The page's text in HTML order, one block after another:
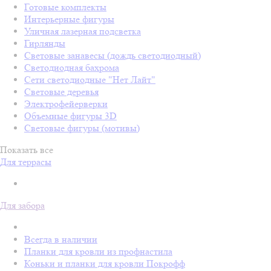
Готовые комплекты
Интерьерные фигуры
Уличная лазерная подсветка
Гирлянды
Световые занавесы (дождь светодиодный)
Светодиодная бахрома
Сети светодиодные "Нет Лайт"
Световые деревья
Электрофейерверки
Объемные фигуры 3D
Световые фигуры (мотивы)
Показать все
Для террасы
Для забора
Всегда в наличии
Планки для кровли из профнастила
Коньки и планки для кровли Покрофф